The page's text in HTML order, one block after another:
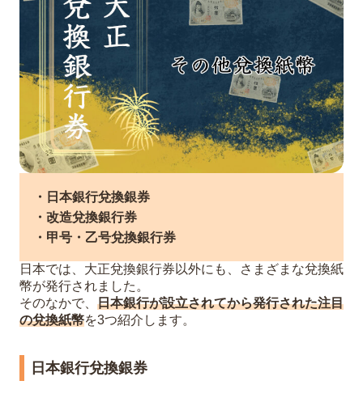
・日本銀行兌換銀券
・改造兌換銀行券
・甲号・乙号兌換銀行券
日本では、大正兌換銀行券以外にも、さまざまな兌換紙
幣が発行されました。
そのなかで、 日本銀行が設立されてから発行された注目
の兌換紙幣を3つ紹介します。
日本銀行兌換銀券